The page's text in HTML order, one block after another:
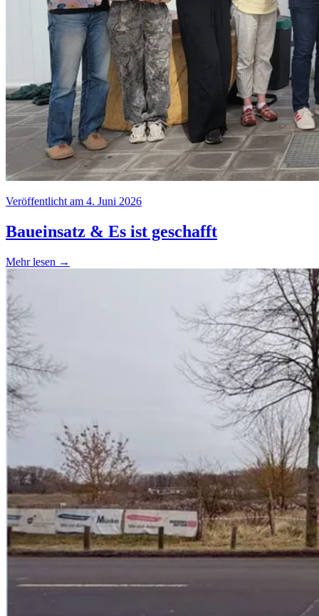
Veröffentlicht am 4. Juni 2026
Baueinsatz & Es ist geschafft
Mehr lesen →